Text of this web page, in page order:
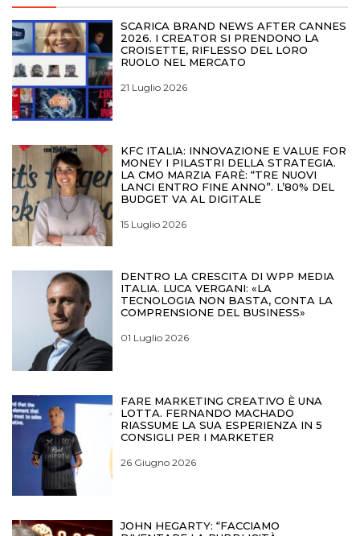
SCARICA BRAND NEWS AFTER CANNES
2026. I CREATOR SI PRENDONO LA
CROISETTE, RIFLESSO DEL LORO
RUOLO NEL MERCATO
21 Luglio 2026
KFC ITALIA: INNOVAZIONE E VALUE FOR
MONEY I PILASTRI DELLA STRATEGIA.
LA CMO MARZIA FARÈ: “TRE NUOVI
LANCI ENTRO FINE ANNO”. L’80% DEL
BUDGET VA AL DIGITALE
15 Luglio 2026
DENTRO LA CRESCITA DI WPP MEDIA
ITALIA. LUCA VERGANI: «LA
TECNOLOGIA NON BASTA, CONTA LA
COMPRENSIONE DEL BUSINESS»
01 Luglio 2026
FARE MARKETING CREATIVO È UNA
LOTTA. FERNANDO MACHADO
RIASSUME LA SUA ESPERIENZA IN 5
CONSIGLI PER I MARKETER
26 Giugno 2026
JOHN HEGARTY: “FACCIAMO